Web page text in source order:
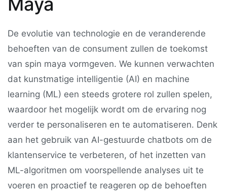
De evolutie van technologie en de veranderende
behoeften van de consument zullen de toekomst
van spin maya vormgeven. We kunnen verwachten
dat kunstmatige intelligentie (AI) en machine
learning (ML) een steeds grotere rol zullen spelen,
waardoor het mogelijk wordt om de ervaring nog
verder te personaliseren en te automatiseren. Denk
aan het gebruik van AI-gestuurde chatbots om de
klantenservice te verbeteren, of het inzetten van
ML-algoritmen om voorspellende analyses uit te
voeren en proactief te reageren op de behoeften